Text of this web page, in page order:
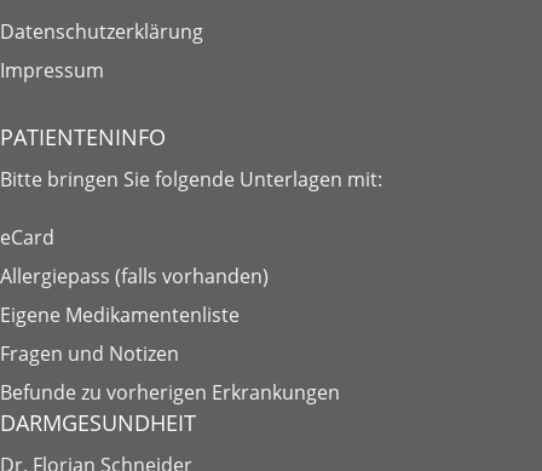
Datenschutzerklärung
Impressum
PATIENTENINFO
Bitte bringen Sie folgende Unterlagen mit:
eCard
Allergiepass (falls vorhanden)
Eigene Medikamentenliste
Fragen und Notizen
Befunde zu vorherigen Erkrankungen
DARMGESUNDHEIT
Dr. Florian Schneider